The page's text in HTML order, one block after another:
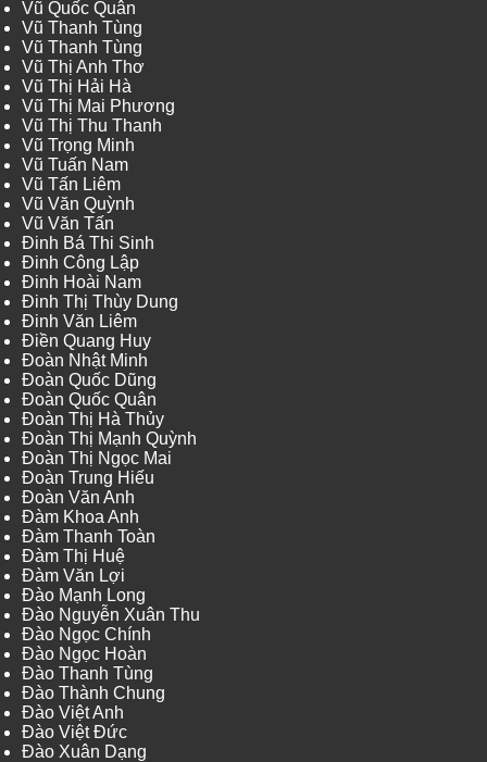
Vũ Quốc Quân
Vũ Thanh Tùng
Vũ Thanh Tùng
Vũ Thị Anh Thơ
Vũ Thị Hải Hà
Vũ Thị Mai Phương
Vũ Thị Thu Thanh
Vũ Trọng Minh
Vũ Tuấn Nam
Vũ Tấn Liêm
Vũ Văn Quỳnh
Vũ Văn Tấn
Đinh Bá Thi Sinh
Đinh Công Lập
Đinh Hoài Nam
Đinh Thị Thùy Dung
Đinh Văn Liêm
Điền Quang Huy
Đoàn Nhật Minh
Đoàn Quốc Dũng
Đoàn Quốc Quân
Đoàn Thị Hà Thủy
Đoàn Thị Mạnh Quỳnh
Đoàn Thị Ngọc Mai
Đoàn Trung Hiếu
Đoàn Văn Anh
Đàm Khoa Anh
Đàm Thanh Toàn
Đàm Thị Huệ
Đàm Văn Lợi
Đào Mạnh Long
Đào Nguyễn Xuân Thu
Đào Ngọc Chính
Đào Ngọc Hoàn
Đào Thanh Tùng
Đào Thành Chung
Đào Việt Anh
Đào Việt Đức
Đào Xuân Dạng